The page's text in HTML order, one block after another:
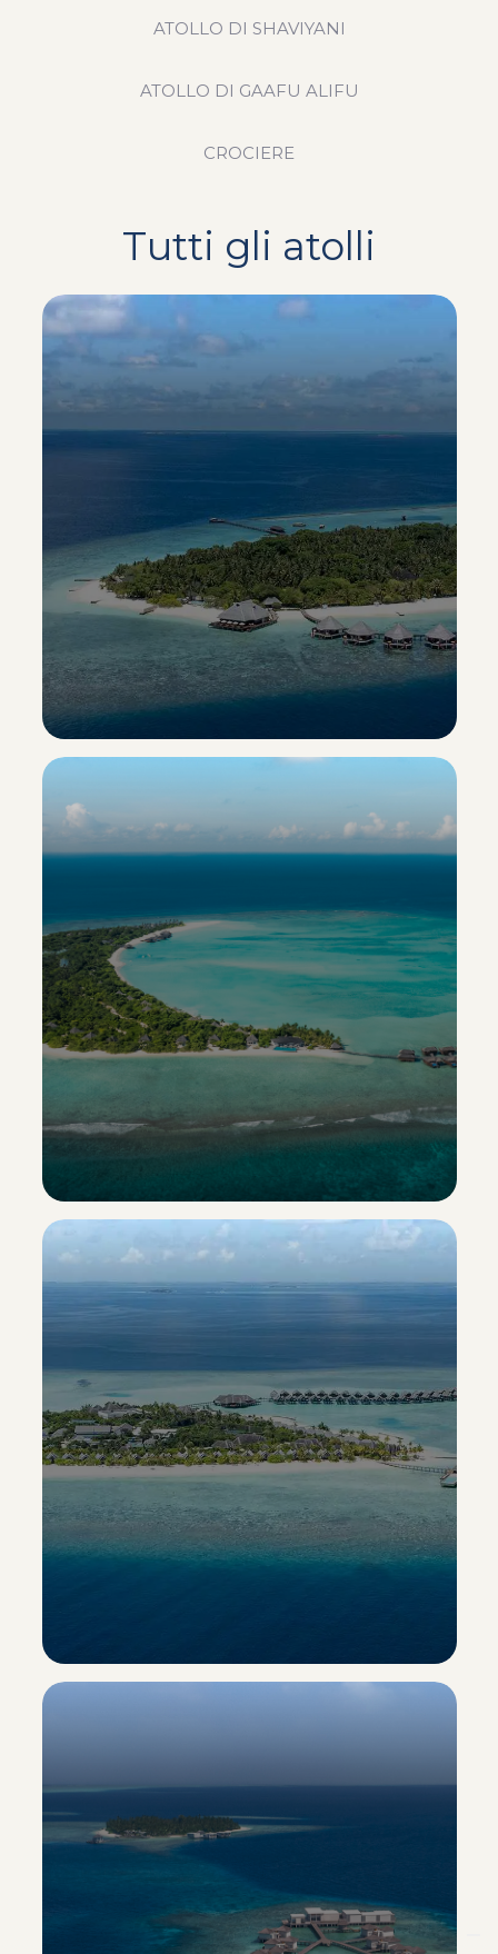
ATOLLO DI SHAVIYANI
ATOLLO DI GAAFU ALIFU
CROCIERE
Tutti gli atolli
Scopri il resort ->
Hideaway Beach Resort & Spa
Esclusiva Sporting Vacanze
Scopri il resort ->